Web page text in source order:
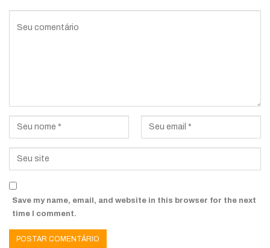
Save my name, email, and website in this browser for the next
time I comment.